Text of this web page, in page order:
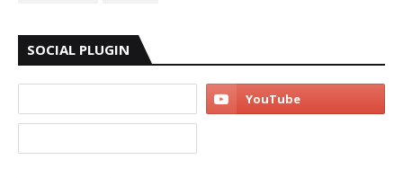
SOCIAL PLUGIN